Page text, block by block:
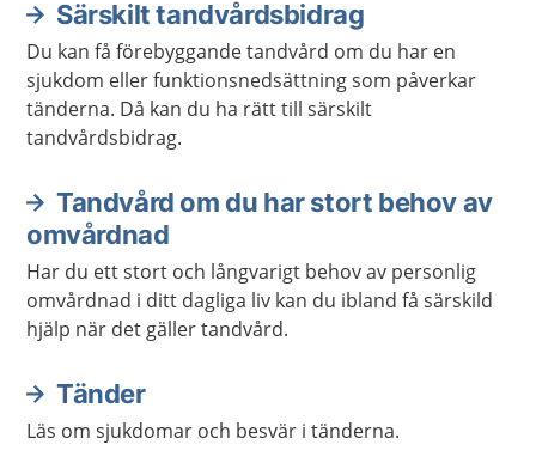
Särskilt tandvårdsbidrag
Du kan få förebyggande tandvård om du har en
sjukdom eller funktionsnedsättning som påverkar
tänderna. Då kan du ha rätt till särskilt
tandvårdsbidrag.
Tandvård om du har stort behov av
omvårdnad
Har du ett stort och långvarigt behov av personlig
omvårdnad i ditt dagliga liv kan du ibland få särskild
hjälp när det gäller tandvård.
Tänder
Läs om sjukdomar och besvär i tänderna.